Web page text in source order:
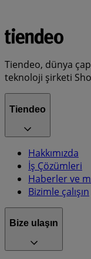
Tiendeo, dünya
teknoloji şirketi
Tiendeo
Hakkımızda
İş Çözümleri
Haberler ve
Bizimle çalışın
Bize ulaşın